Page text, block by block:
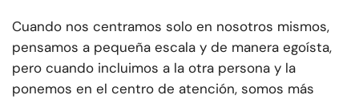
Cuando nos centramos solo en nosotros mismos,
pensamos a pequeña escala y de manera egoísta,
pero cuando incluimos a la otra persona y la
ponemos en el centro de atención, somos más